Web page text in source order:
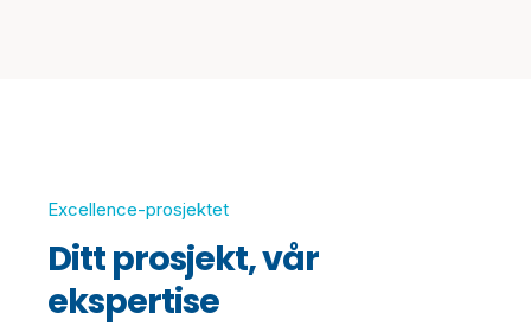
Excellence-prosjektet
Ditt prosjekt, vår
ekspertise